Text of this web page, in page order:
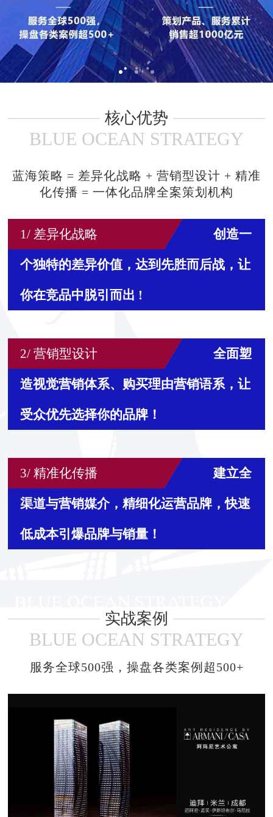
核心优势
BLUE OCEAN STRATEGY
蓝海策略 = 差异化战略 + 营销型设计 + 精准
化传播 = 一体化品牌全案策划机构
1/ 差异化战略 创造一
个独特的差异价值，达到先胜而后战 ，让
你在竞品中脱引而出 !
2/ 营销型设计 全面塑
造视觉营销体系、购买理由营销语系，让
受众优先选择你的品牌！
3/ 精准化传播 建立全
渠道与营销媒介，精细化运营品牌，快速
低成本引爆品牌与销量！
实战案例
BLUE OCEAN STRATEGY
服务全球500强，操盘各类案例超500+